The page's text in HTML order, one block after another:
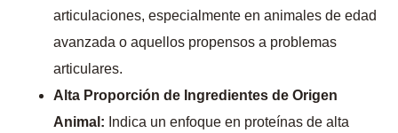
articulaciones, especialmente en animales de edad
avanzada o aquellos propensos a problemas
articulares.
Alta Proporción de Ingredientes de Origen
Animal: Indica un enfoque en proteínas de alta